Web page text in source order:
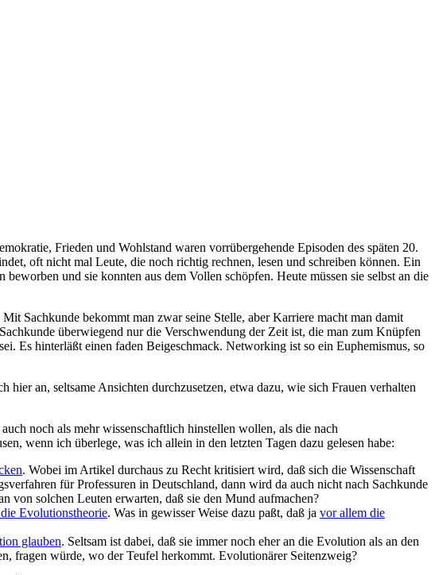
Frieden und Wohlstand waren vorrübergehende Episoden des späten 20.
oft nicht mal Leute, die noch richtig rechnen, lesen und schreiben können. Ein
und sie konnten aus dem Vollen schöpfen. Heute müssen sie selbst an die
Sachkunde bekommt man zwar seine Stelle, aber Karriere macht man damit
überwiegend nur die Verschwendung der Zeit ist, die man zum Knüpfen
Es hinterläßt einen faden Beigeschmack. Networking ist so ein Euphemismus, so
an, seltsame Ansichten durchzusetzen, etwa dazu, wie sich Frauen verhalten
noch als mehr wissenschaftlich hinstellen wollen, als die nach
wenn ich überlege, was ich allein in den letzten Tagen dazu gelesen habe:
. Wobei im Artikel durchaus zu Recht kritisiert wird, daß sich die Wissenschaft
für Professuren in Deutschland, dann wird da auch nicht nach Sachkunde
von solchen Leuten erwarten, daß sie den Mund aufmachen?
Evolutionstheorie. Was in gewisser Weise dazu paßt, daß ja vor allem die
glauben. Seltsam ist dabei, daß sie immer noch eher an die Evolution als an den
fragen würde, wo der Teufel herkommt. Evolutionärer Seitenzweig?